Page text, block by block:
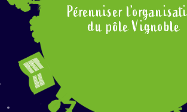
Pérenniser
du pôle Vignoble